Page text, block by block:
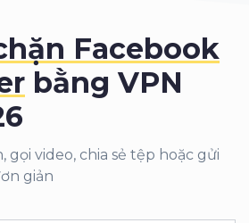
Facebook
bằng VPN
gọi video, chia sẻ tệp hoặc gửi
giản